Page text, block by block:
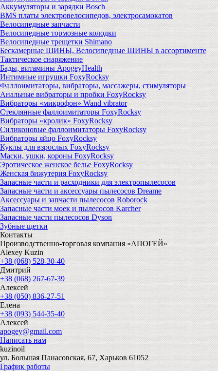
Аккумуляторы и зарядки Bosch
BMS платы электровелосипедов, электросамокатов
Велосипедные запчасти
Велосипедные тормозные колодки
Велосипедные трещетки Shimano
Бескамерные ШИНЫ, Велосипедные ШИНЫ в ассортименте
Тактическое снаряжение
Бады, витамины ApogeyHealth
Интимные игрушки FoxyRocksy
Фаллоимитаторы, вибраторы, массажеры, стимуляторы
Анальные вибраторы и пробки FoxyRocksy
Вибраторы «микрофон» Wand vibrator
Стеклянные фаллоимитаторы FoxyRocksy
Вибраторы «кролик» FoxyRocksy
Силиконовые фаллоимитаторы FoxyRocksy
Вибраторы яйцо FoxyRocksy
Куклы для взрослых FoxyRocksy
Маски, ушки, короны FoxyRocksy
Эротическое женское белье FoxyRocksy
Женская бижутерия FoxyRocksy
Запасные части и расходники для электропылесосов
Запасные части и аксессуары пылесосов Dreame
Аксессуары и запчасти пылесосов Roborock
Запасные части моек и пылесосов Karcher
Запасные части пылесосов Dyson
Зубные щетки
Контакты
Производственно-торговая компания «АПОГЕЙ»
Alexey Kuzin
+38 (068) 528-30-40
Дмитрий
+38 (068) 267-67-39
Алексей
+38 (050) 836-27-51
Елена
+38 (093) 544-35-40
Алексей
apogey@gmail.com
Написать нам
kuzinoil
ул. Большая Панасовская, 67, Харьков 61052
График работы